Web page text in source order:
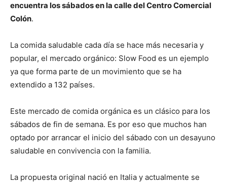
encuentra los sábados en la calle del Centro Comercial
Colón.
La comida saludable cada día se hace más necesaria y
popular, el mercado orgánico: Slow Food es un ejemplo
ya que forma parte de un movimiento que se ha
extendido a 132 países.
Este mercado de comida orgánica es un clásico para los
sábados de fin de semana. Es por eso que muchos han
optado por arrancar el inicio del sábado con un desayuno
saludable en convivencia con la familia.
La propuesta original nació en Italia y actualmente se